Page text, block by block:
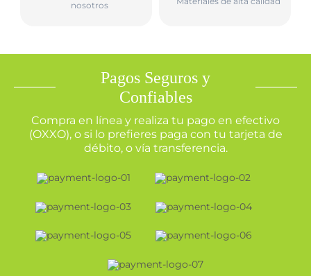
nosotros
Pagos Seguros y
Confiables
Compra en línea y realiza tu pago en efectivo
(OXXO), o si lo prefieres paga con tu tarjeta de
débito, o vía transferencia.